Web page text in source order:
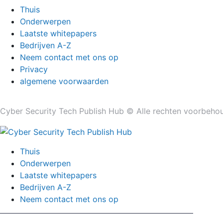
Thuis
Onderwerpen
Laatste whitepapers
Bedrijven A-Z
Neem contact met ons op
Privacy
algemene voorwaarden
Cyber ​​Security Tech Publish Hub © Alle rechten
Thuis
Onderwerpen
Laatste whitepapers
Bedrijven A-Z
Neem contact met ons op